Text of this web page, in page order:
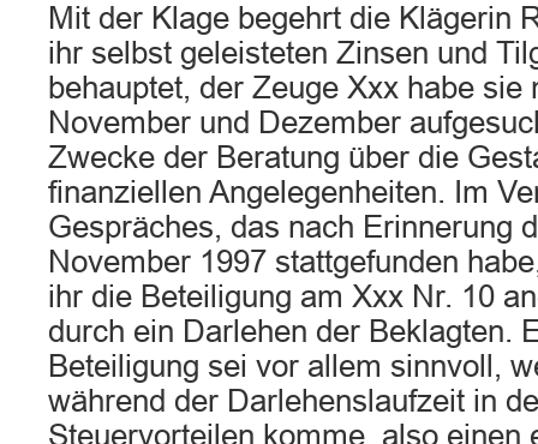
Mit der Klage begehrt die Klägerin
ihr selbst geleisteten Zinsen und
behauptet, der Zeuge Xxx habe sie
November und Dezember
Zwecke der Beratung über die
finanziellen Angelegenheiten. Im
Gespräches, das nach Erinnerung
November 1997 stattgefunden
ihr die Beteiligung am Xxx Nr. 10
durch ein Darlehen der Beklagten.
Beteiligung sei vor allem sinnvoll,
während der Darlehenslaufzeit in
Steuervorteilen komme, also einen